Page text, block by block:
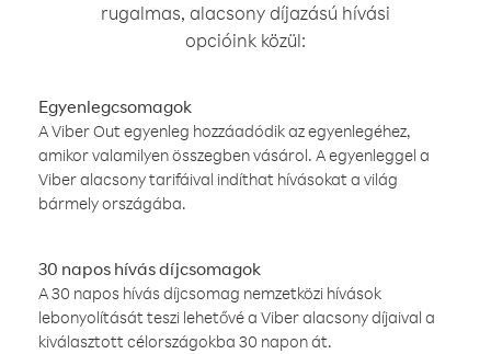
rugalmas, alacsony díjazású hívási
opcióink közül:
Egyenlegcsomagok
A Viber Out egyenleg hozzáadódik az egyenlegéhez,
amikor valamilyen összegben vásárol. A egyenleggel a
Viber alacsony tarifáival indíthat hívásokat a világ
bármely országába.
30 napos hívás díjcsomagok
A 30 napos hívás díjcsomag nemzetközi hívások
lebonyolítását teszi lehetővé a Viber alacsony díjaival a
kiválasztott célországokba 30 napon át.